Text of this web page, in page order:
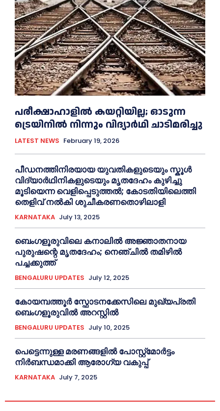
പരീക്ഷാഹാളിൽ കയറ്റിയില്ല; ഓടുന്ന
ട്രെയിനിൽ നിന്നും വിദ്യാർഥി ചാടിമരിച്ചു
LATEST NEWS February 19, 2026
പീഡനത്തിനിരയായ യുവതികളുടെയും സ്കൂൾ
വിദ്യാർഥിനികളുടെയും മൃതദേഹം കുഴിച്ചു
മൂടിയെന്ന വെളിപ്പെടുത്തൽ; കോടതിയിലെത്തി
തെളിവ് നൽകി ശുചീകരണതൊഴിലാളി
KARNATAKA July 13, 2025
ബെംഗളൂരുവിലെ കനാലിൽ അജ്ഞാതനായ
പുരുഷന്റെ മൃതദേഹം; നെഞ്ചിൽ തമിഴിൽ
പച്ചക്കുത്ത്
BENGALURU UPDATES July 12, 2025
കോയമ്പത്തൂർ സ്ഫോടനക്കേസിലെ മുഖ്യപ്രതി
ബെംഗളൂരുവിൽ അറസ്റ്റിൽ
BENGALURU UPDATES July 10, 2025
പെട്ടെന്നുള്ള മരണങ്ങളിൽ പോസ്റ്റ്മോർട്ടം
നിർബന്ധമാക്കി ആരോഗ്യ വകുപ്പ്
KARNATAKA July 7, 2025